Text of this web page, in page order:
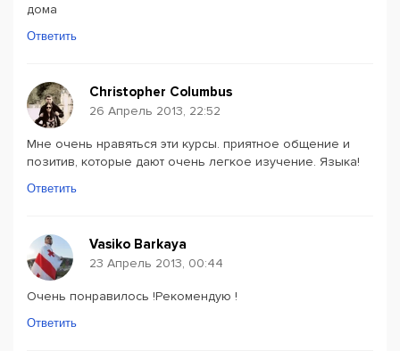
дома
Ответить
Christopher Columbus
26 Апрель 2013, 22:52
Мне очень нравяться эти курсы. приятное общение и
позитив, которые дают очень легкое изучение. Языка!
Ответить
Vasiko Barkaya
23 Апрель 2013, 00:44
Очень понравилось !Рекомендую !
Ответить